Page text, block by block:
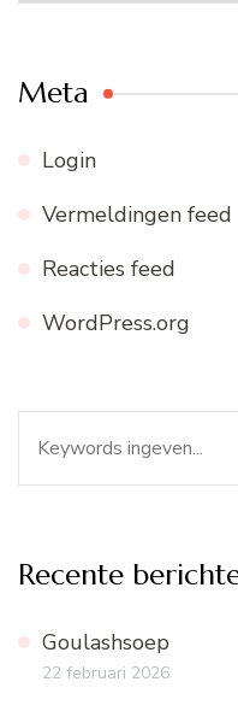
Meta
Login
Vermeldingen feed
Reacties feed
WordPress.org
naar:
Recente
Goulashsoep
22 februari 2026